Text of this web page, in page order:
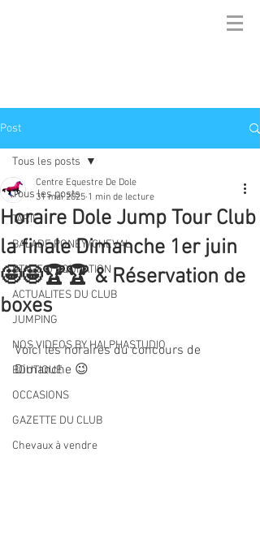
Post
Tous les posts
TARIF
BALADE PONEY/CHEVAL
STAGE D'EQUITATION
ACTUALITES DU CLUB
JUMPING
NOS VIDEOS BY HALPHASTUDIO
BOUTIQUE
OCCASIONS
GAZETTE DU CLUB
Chevaux à vendre
Tous les posts
Horaire Dole Jump Tour Club
la finale Dimanche 1er juin
🤩🤩🏆🏆 & Réservation de
boxes
Centre Equestre De Dole
31 mai 2025 1 min de lecture
Voici les horaires du concours de
Dimanche 😉